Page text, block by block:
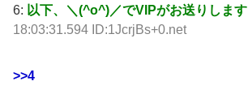
6: 以下、＼(^o^)／でVIPがお送りします
18:03:31.594 ID:1JcrjBs+0.net
>>4